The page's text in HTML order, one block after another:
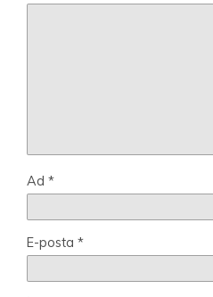
Ad *
E-posta *